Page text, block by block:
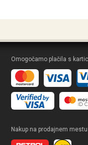
Omogočamo plačila s
Nakup na prodajnem mestu